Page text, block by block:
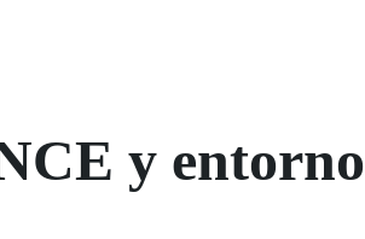
y entorno